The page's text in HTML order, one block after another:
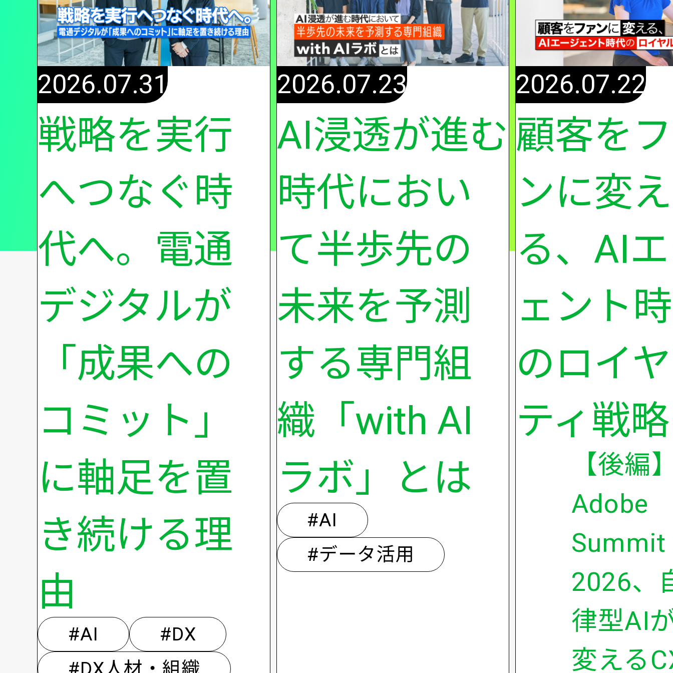
戦略を実行
へつなぐ時
代へ。電通
デジタルが
「成果への
コミット」
に軸足を置
き続ける理
由
2026.07.31
#AI
#DX
#DX人材・組織
AI浸透が進む
時代におい
て半歩先の
未来を予測
する専門組
織「with AI
ラボ」とは
2026.07.23
#AI
#データ活用
顧客を
ンに変え
る、AI
ェント
のロイ
ティ戦略
【後編
Adobe
Summit
2026、
律型AI
変える
2026.07.22